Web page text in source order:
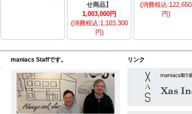
せ商品】
1,003,000円
(消費税込:1,103,300
円)
(消費税込:122,650
円)
maniacs Staffです。 リンク